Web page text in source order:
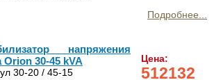
Подробнее...
Цена:
512132
напряжения
Orion 30-45 kVA
30-20 / 45-15